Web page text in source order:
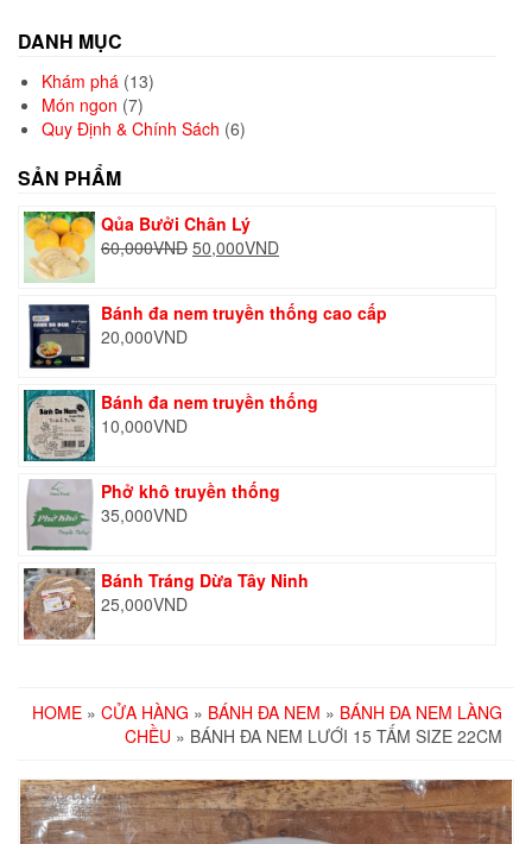
DANH MỤC
Khám phá (13)
Món ngon (7)
Quy Định & Chính Sách (6)
SẢN PHẨM
Qủa Bưởi Chân Lý
60,000VND Giá
60,000VND.
50,000VNDGiá
là:
Bánh đa nem truyền thống cao cấp
20,000VND
Bánh đa nem truyền thống
10,000VND
Phở khô truyền thống
35,000VND
Bánh Tráng Dừa Tây Ninh
25,000VND
HOME » CỬA HÀNG » BÁNH ĐA NEM » BÁNH ĐA NEM LÀNG
CHỀU » BÁNH ĐA NEM LƯỚI 15 TẤM SIZE 22CM